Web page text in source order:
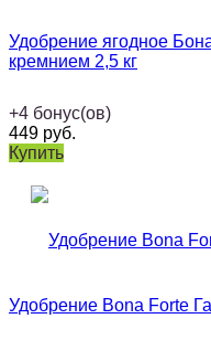
Удобрение ягодное
кремнием 2,5 кг
+4 бонус(ов)
449 руб.
Купить
Удобрение Bona Forte